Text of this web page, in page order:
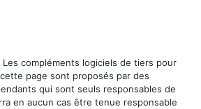
Les compléments logiciels de tiers pour
page sont proposés par des
qui sont seuls responsables de
en aucun cas être tenue responsable